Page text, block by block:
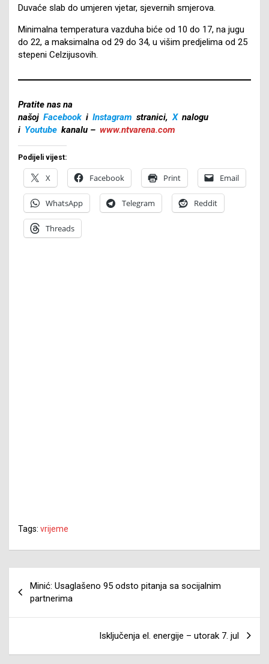
Duvaće slab do umjeren vjetar, sjevernih smjerova.
Minimalna temperatura vazduha biće od 10 do 17, na jugu
do 22, a maksimalna od 29 do 34, u višim predjelima od 25
stepeni Celzijusovih.
Pratite nas na
našoj Facebook i Instagram stranici, X nalogu
i Youtube kanalu – www.ntvarena.com
Podijeli vijest:
X Facebook Print Email
WhatsApp Telegram Reddit
Threads
Tags: vrijeme
članaka
Minić: Usaglašeno 95 odsto pitanja sa socijalnim
partnerima
Isključenja el. energije – utorak 7. jul